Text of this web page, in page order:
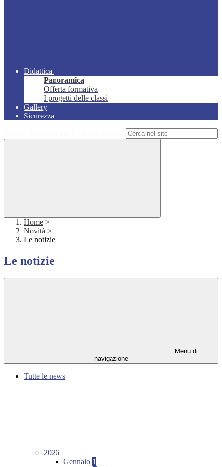
Didattica
Panoramica
Offerta formativa
I progetti delle classi
Gallery
Sicurezza
Home >
Novità >
Le notizie
Le notizie
Menu di
navigazione
Tutte le news
2026
Gennaio 1